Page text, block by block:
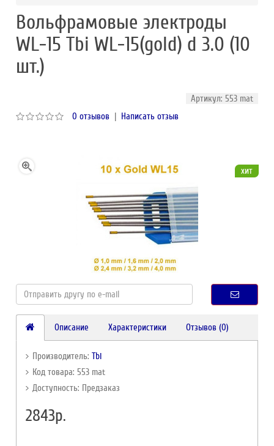
Вольфрамовые электроды
WL-15 Tbi WL-15(gold) d 3.0 (10
шт.)
Артикул: 553 mat
0 отзывов | Написать отзыв
хит
Описание Характеристики Отзывов (0)
Производитель:Tbi
Код товара: 553 mat
Доступность: Предзаказ
2843р.